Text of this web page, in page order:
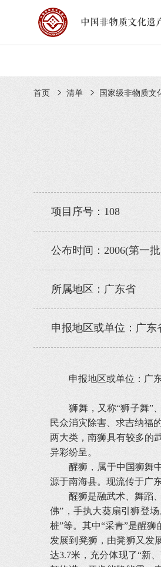
中国非物质文化遗
首页 清单 国家级非物质文
项目序号：108
公布时间：2006(第一
所属地区：广东省
申报地区或单位：广东
申报地区或单位：广
狮舞，又称“狮子舞”、
民众消灾除害、求吉纳福
两大类，南狮具有较多的
异彩纷呈。
醒狮，属于中国狮舞中
源于南海县。现流传于广
醒狮是融武术、舞蹈、
佛”，手执大葵扇引狮登
桩”等。其中“采青”是醒
发展到凳狮，由凳狮又发
达3.7米，充分体现了“新